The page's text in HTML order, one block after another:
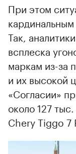
При этом
Так,
всплеска
маркам из-за
и их высокой
«Согласии»
около 127
Chery Tiggo 7